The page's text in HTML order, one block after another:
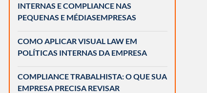
INTERNAS E COMPLIANCE NAS
PEQUENAS E MÉDIASEMPRESAS
COMO APLICAR VISUAL LAW EM
POLÍTICAS INTERNAS DA EMPRESA
COMPLIANCE TRABALHISTA: O QUE SUA
EMPRESA PRECISA REVISAR